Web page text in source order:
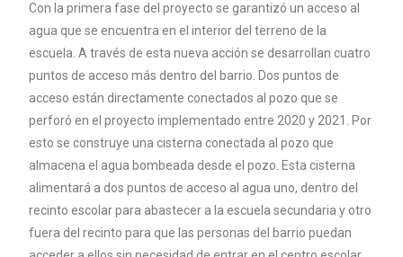
Con la primera fase del proyecto se garantizó un acceso al
agua que se encuentra en el interior del terreno de la
escuela. A través de esta nueva acción se desarrollan cuatro
puntos de acceso más dentro del barrio. Dos puntos de
acceso están directamente conectados al pozo que se
perforó en el proyecto implementado entre 2020 y 2021. Por
esto se construye una cisterna conectada al pozo que
almacena el agua bombeada desde el pozo. Esta cisterna
alimentará a dos puntos de acceso al agua uno, dentro del
recinto escolar para abastecer a la escuela secundaria y otro
fuera del recinto para que las personas del barrio puedan